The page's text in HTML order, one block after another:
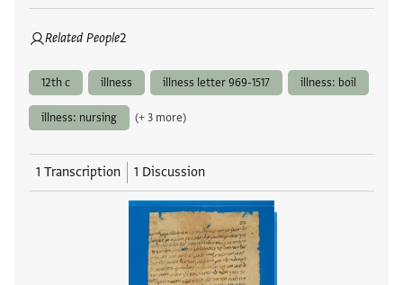
Related People2
12th c illness illness letter 969-1517 illness: boil
illness: nursing (+ 3 more)
1 Transcription 1 Discussion